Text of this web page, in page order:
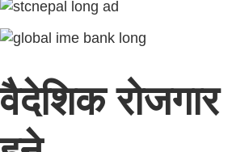
वैदेशिक